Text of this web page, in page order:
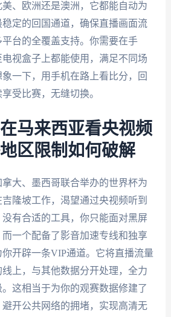
、欧洲还是澳洲，它都能自动为
定的回国通道，确保直播画面流
台的全覆盖支持。你需要在手
视盒子上都能使用，满足不同场
一下，用手机在路上看比分，回
受比赛，无缝切换。
马来西亚看央视频
区限制如何破解
拿大、墨西哥联合举办的世界杯为
隆坡工作，渴望通过央视频听到
有合适的工具，你只能面对黑屏
一个配备了影音加速专线和独享
开辟一条VIP通道。它将直播流量
上，与其他数据分开处理，全力
这相当于为你的观赛数据修建了
开公共网络的拥堵，实现高清无